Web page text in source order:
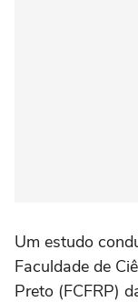
Um estudo
Faculdade de
Preto (FCFRP)